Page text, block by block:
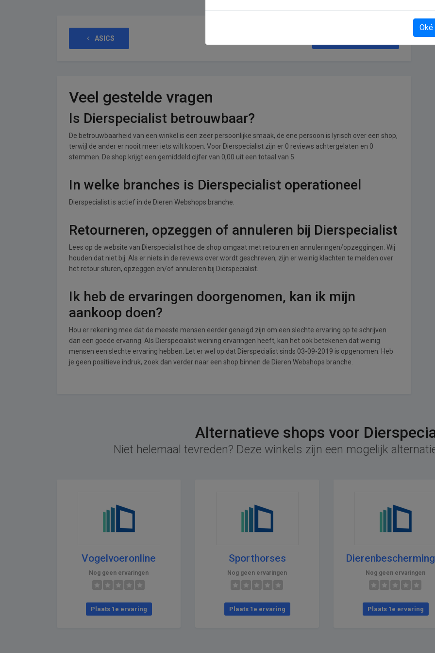
ASICS
Veel gestelde vragen
Is Dierspecialist betrouwbaar?
De betrouwbaarheid van een winkel is een zeer persoonlijke smaak, de ene persoon is lyrisch over een shop,
terwijl de ander er nooit meer iets wilt kopen. Voor Dierspecialist zijn er 0 reviews achtergelaten en 0
stemmen. De shop krijgt een gemiddeld cijfer van 0,00 uit een totaal van 5.
In welke branches is Dierspecialist operationeel
Dierspecialist is actief in de Dieren Webshops branche.
Retourneren, opzeggen of annuleren bij Dierspecialist
Lees op de website van Dierspecialist hoe de shop omgaat met retouren en annuleringen/opzeggingen. Wij
houden dat niet bij. Als er niets in de reviews over wordt geschreven, zijn er weinig klachten te melden over
het retour sturen, opzeggen en/of annuleren bij Dierspecialist.
Ik heb de ervaringen doorgenomen, kan ik mijn
aankoop doen?
Hou er rekening mee dat de meeste mensen eerder geneigd zijn om een slechte ervaring op te schrijven
dan een goede ervaring. Als Dierspecialist weining ervaringen heeft, kan het ook betekenen dat weinig
mensen een slechte ervaring hebben. Let er wel op dat Dierspecialist sinds 03-09-2019 is opgenomen. Heb
je geen positieve indruk, zoek dan verder naar een shop binnen de Dieren Webshops branche.
Alternatieve shops voor
Niet helemaal tevreden? Deze winkels zijn een mogelijk
Vogelvoeronline
Nog geen ervaringen
Plaats 1e ervaring
Sporthorses
Nog geen ervaringen
Plaats 1e ervaring
Nog geen ervaringen
Plaats 1e ervaring
Oké